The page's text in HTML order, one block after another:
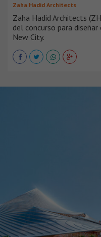
Zaha Hadid Architects
Zaha Hadid Architects
del concurso para
New City.